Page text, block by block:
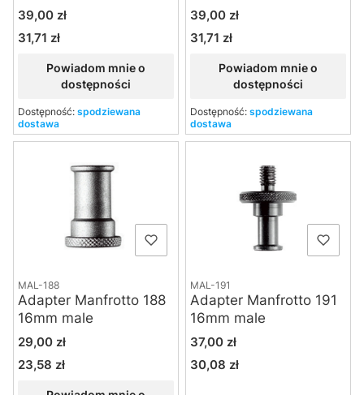
Cena
39,00 zł
Cena
31,71 zł
Powiadom mnie o
dostępności
Dostępność: spodziewana
dostawa
Cena
39,00 zł
Cena
31,71 zł
Powiadom mnie o
dostępności
Dostępność: spodziewana
dostawa
MAL-188
Adapter Manfrotto 188
16mm male
Cena
29,00 zł
Cena
23,58 zł
MAL-191
Adapter Manfrotto 191
16mm male
Cena
37,00 zł
Cena
30,08 zł